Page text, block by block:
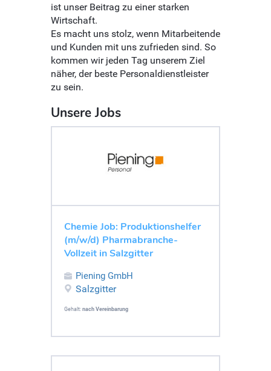
ist unser Beitrag zu einer starken
Wirtschaft.
Es macht uns stolz, wenn Mitarbeitende
und Kunden mit uns zufrieden sind. So
kommen wir jeden Tag unserem Ziel
näher, der beste Personaldienstleister
zu sein.
Unsere Jobs
Chemie Job: Produktionshelfer
(m/w/d) Pharmabranche-
Vollzeit in Salzgitter
Piening GmbH
Salzgitter
Gehalt: nach Vereinbarung